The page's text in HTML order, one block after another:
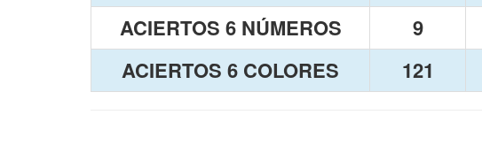
ACIERTOS 6 NÚMEROS
9
ACIERTOS 6 COLORES
121